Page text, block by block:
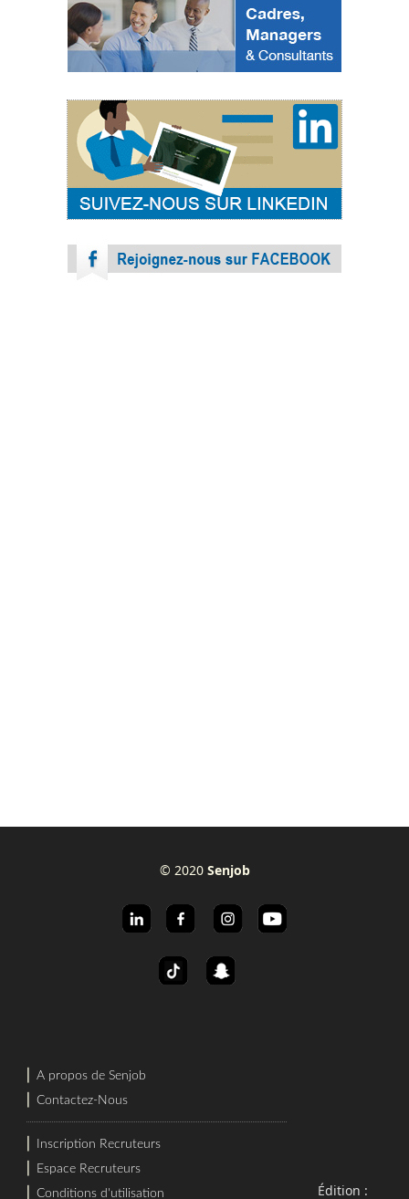
© 2020 Senjob
A propos de Senjob
Contactez-Nous
Inscription Recruteurs
Espace Recruteurs
Conditions d'utilisation Édition :